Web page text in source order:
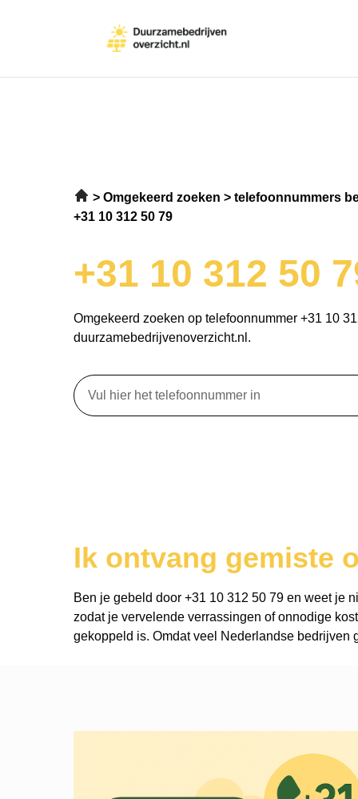
Omgekeerd zoeken
telefoonnummers
+31 10 312 50 79
+31 10 312 50
Omgekeerd zoeken op telefoonnummer +31 10
duurzamebedrijvenoverzicht.nl.
Ik ontvang gemiste
Ben je gebeld door +31 10 312 50 79 en weet je
zodat je vervelende verrassingen of onnodige
gekoppeld is. Omdat veel Nederlandse